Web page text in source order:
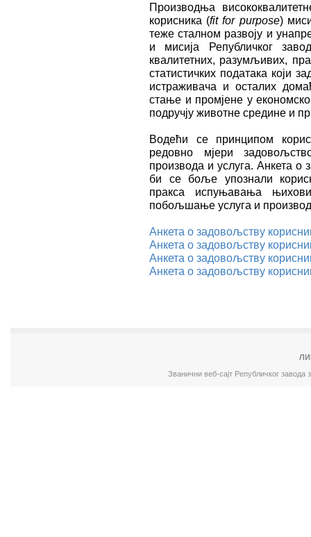
Производња
корисника (fit for purpose)
теже сталном развоју и
и мисија Републичког
квалитетних, разумљивих,
статистичких података који
истраживача и осталих
стање и промјене у
подручју животне средине и
Водећи се принципом
редовно мјери
производа и услуга. Анкета о
би се боље упознали
пракса испуњавања
побољшање услуга и
Анкета о задовољству
Анкета о задовољству
Анкета о задовољству
Анкета о задовољству
Званични веб-сајт Републичког